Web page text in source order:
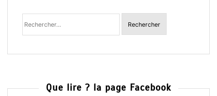
Rechercher
Que lire ? la page Facebook